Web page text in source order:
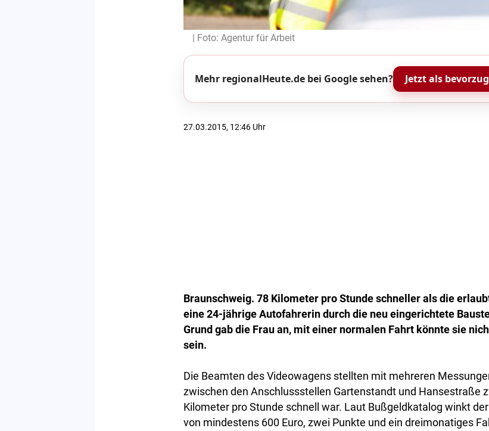
| Foto: Agentur für Arbeit
Mehr regionalHeute.de bei Google sehen? Jetzt als
27.03.2015, 12:46 Uhr
Braunschweig. 78 Kilometer pro Stunde schneller als die
eine 24-jährige Autofahrerin durch die neu eingerichtete
Grund gab die Frau an, mit einer normalen Fahrt könnte sie
sein.
Die Beamten des Videowagens stellten mit mehreren
zwischen den Anschlussstellen Gartenstandt und Hansestraße
Kilometer pro Stunde schnell war. Laut Bußgeldkatalog winkt
von mindestens 600 Euro, zwei Punkte und ein dreimonatiges